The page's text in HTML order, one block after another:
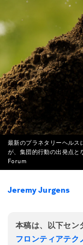
最新のプラネタリーヘルス
が、集団的行動の出発点と
Forum
Jeremy Jurgens
本稿は、以下セン
フロンティアテク